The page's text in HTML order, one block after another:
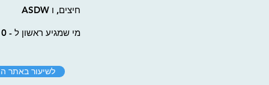
חיצים, ו ASDW
מי שמגיע ראשון ל - 10 מנצח
לשיעור באתר